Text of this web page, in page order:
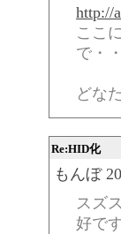
http://
ここ
で・
どな
Re:HID化
もんぼ
スズ
好です